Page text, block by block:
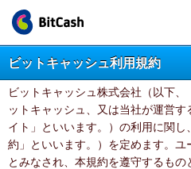
ビットキャッシュ利用規約
ビットキャッシュ株式会社（以下
ットキャッシュ、又は当社が運営
イト」といいます。）の利用に関
約」といいます。）を定めます。
とみなされ、本規約を遵守するもの